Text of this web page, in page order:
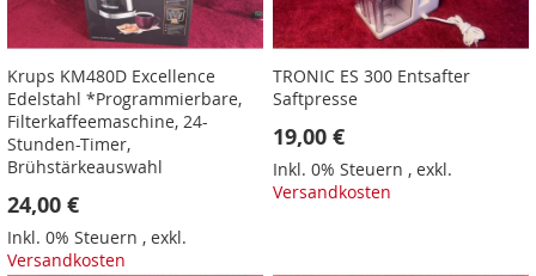
Krups KM480D Excellence
Edelstahl *Programmierbare,
Filterkaffeemaschine, 24-
Stunden-Timer,
Brühstärkeauswahl
24,00 €
Inkl. 0% Steuern , exkl.
Versandkosten
TRONIC ES 300 Entsafter
Saftpresse
19,00 €
Inkl. 0% Steuern ,exkl.
Versandkosten